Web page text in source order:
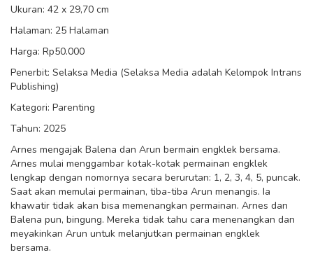
Ukuran: 42 x 29,70 cm
Halaman: 25 Halaman
Harga: Rp50.000
Penerbit: Selaksa Media (Selaksa Media adalah Kelompok Intrans
Publishing)
Kategori: Parenting
Tahun: 2025
Arnes mengajak Balena dan Arun bermain engklek bersama.
Arnes mulai menggambar kotak-kotak permainan engklek
lengkap dengan nomornya secara berurutan: 1, 2, 3, 4, 5, puncak.
Saat akan memulai permainan, tiba-tiba Arun menangis. Ia
khawatir tidak akan bisa memenangkan permainan. Arnes dan
Balena pun, bingung. Mereka tidak tahu cara menenangkan dan
meyakinkan Arun untuk melanjutkan permainan engklek
bersama.